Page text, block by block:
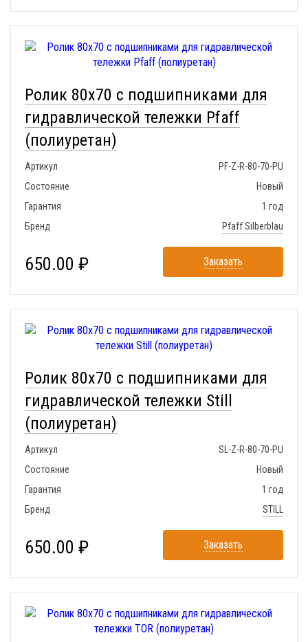
Ролик 80x70 с подшипниками для
гидравлической тележки Pfaff
(полиуретан)
Артикул
PF-Z-R-80-70-PU
Состояние
Новый
Гарантия
1 год
Бренд
Pfaff Silberblau
650.00 ₽ Заказать
Ролик 80x70 с подшипниками для
гидравлической тележки Still
(полиуретан)
Артикул
SL-Z-R-80-70-PU
Состояние
Новый
Гарантия
1 год
Бренд
STILL
650.00 ₽ Заказать